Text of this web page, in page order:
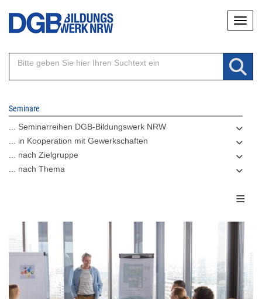
Direkt
Inhalt
Seminare
... Seminarreihen DGB-Bildungswerk NRW
... in Kooperation mit Gewerkschaften
... nach Zielgruppe
... nach Thema